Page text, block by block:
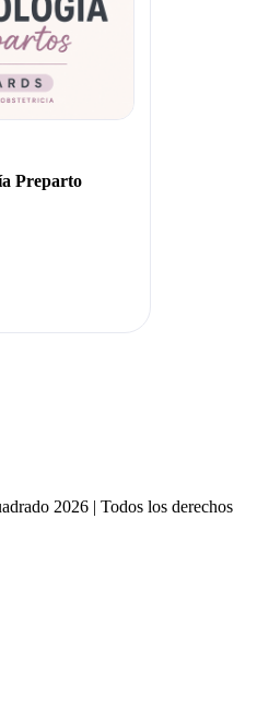
Preparto
2026 |Todos los derechos